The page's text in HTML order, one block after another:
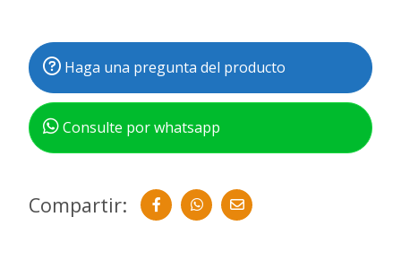
Haga una pregunta del producto
Consulte por whatsapp
Compartir: